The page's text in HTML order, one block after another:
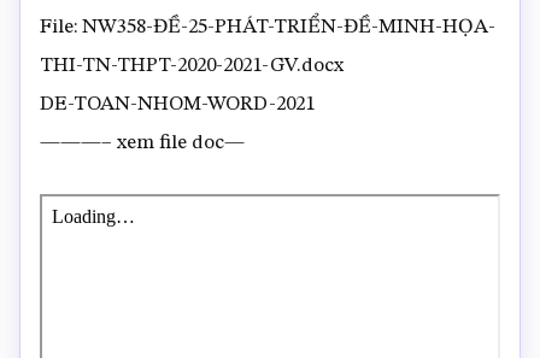
File: NW358-ĐỀ-25-PHÁT-TRIỂN-ĐỀ-MINH-HỌA-
THI-TN-THPT-2020-2021-GV.docx
DE-TOAN-NHOM-WORD-2021
———– xem file doc—